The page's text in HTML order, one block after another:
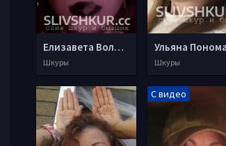
Елизавета Волобуева
Шкуры Шкуры
С видео